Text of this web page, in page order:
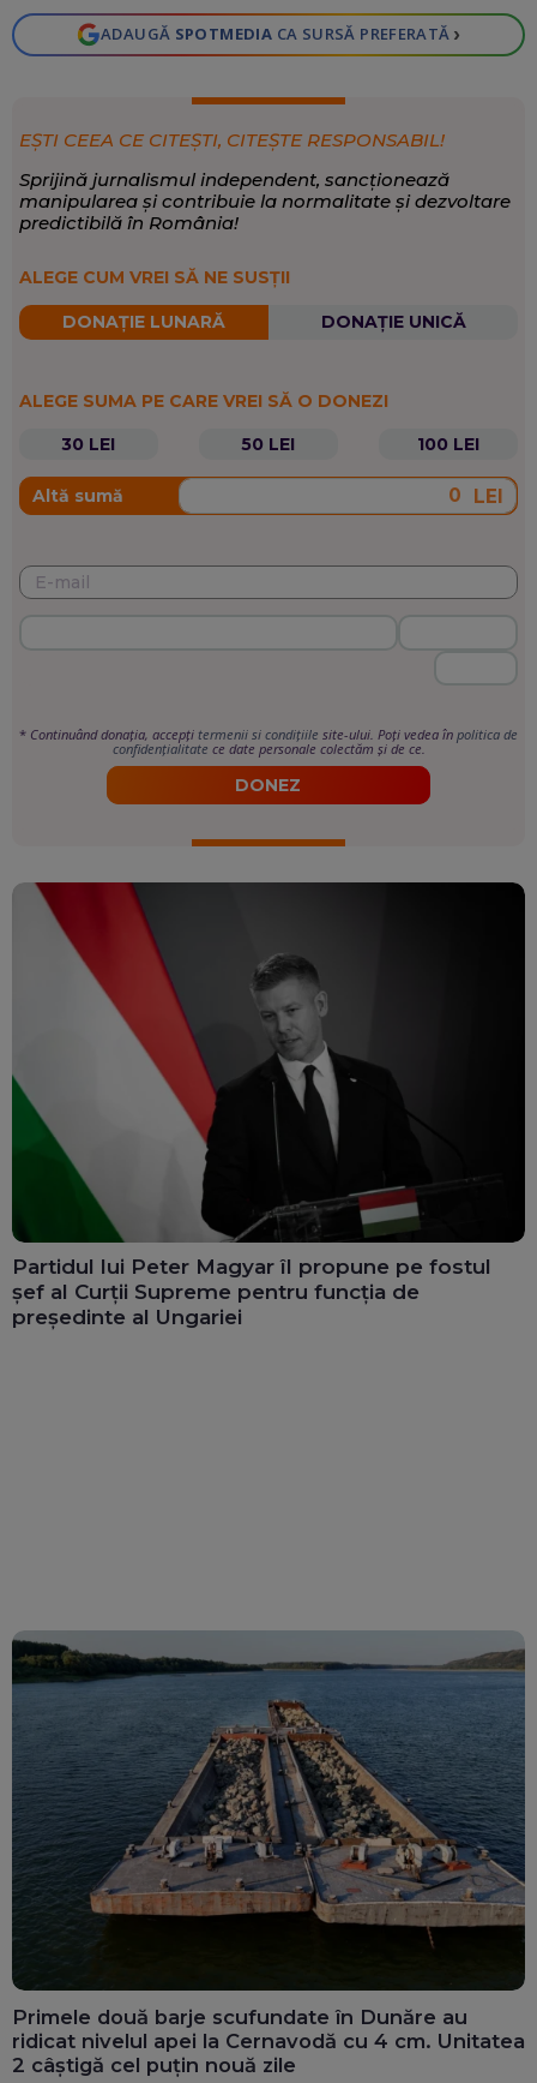
ADAUGĂ SPOTMEDIA CA SURSĂ PREFERATĂ ›
EȘTI CEEA CE CITEȘTI, CITEȘTE RESPONSABIL!
Sprijină jurnalismul independent, sancționează
manipularea și contribuie la normalitate și dezvoltare
predictibilă în România!
ALEGE CUM VREI SĂ NE SUSȚII
DONAȚIE LUNARĂ DONAȚIE UNICĂ
ALEGE SUMA PE CARE VREI SĂ O DONEZI
30 LEI
50 LEI 100 LEI
Altă sumă LEI
* Continuând donația, accepți termenii si condițiile site-ului. Poți vedea în politica de
confidențialitate ce date personale colectăm și de ce.
DONEZ
Partidul lui Peter Magyar îl propune pe fostul
șef al Curții Supreme pentru funcția de
președinte al Ungariei
Primele două barje scufundate în Dunăre au
ridicat nivelul apei la Cernavodă cu 4 cm. Unitatea
2 câștigă cel puțin nouă zile